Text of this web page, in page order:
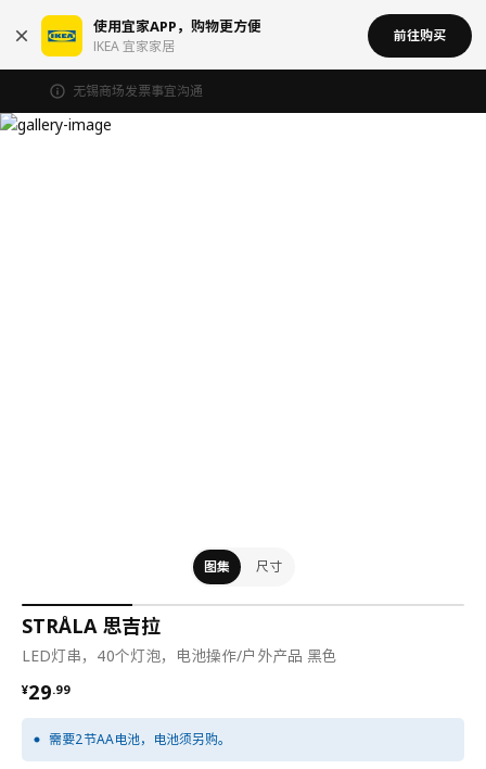
使用宜家APP，购物更方便
IKEA 宜家家居
前往购买
无锡商场发票事宜沟通
图集 尺寸
STRÅLA 思吉拉
LED灯串，40个灯泡，电池操作/户外产品 黑色
¥29.99
¥ 29.99
需要2节AA电池，电池须另购。